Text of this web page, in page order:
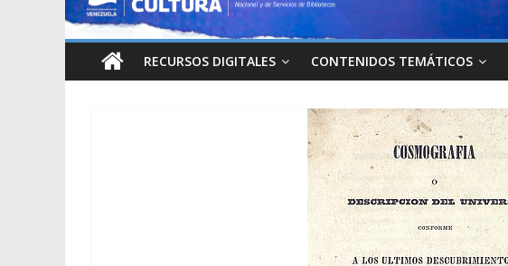
RECURSOS DIGITALES CONTENIDOS TEMÁTICOS